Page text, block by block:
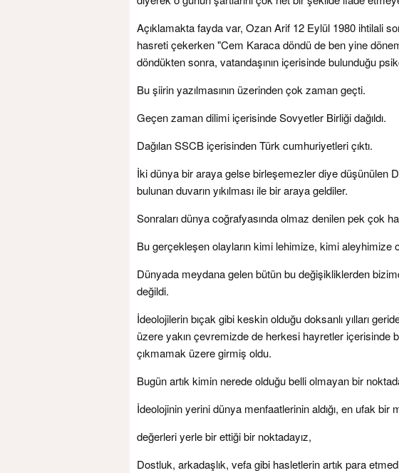
Açıklamakta fayda var, Ozan Arif 12 Eylül 1980 ihtilali
hasreti çekerken "Cem Karaca döndü de ben yine
döndükten sonra, vatandaşının içerisinde bulunduğu
Bu şiirin yazılmasının üzerinden çok zaman geçti.
Geçen zaman dilimi içerisinde Sovyetler Birliği dağıldı.
Dağılan SSCB içerisinden Türk cumhuriyetleri çıktı.
İki dünya bir araya gelse birleşemezler diye düşünülen
bulunan duvarın yıkılması ile bir araya geldiler.
Sonraları dünya coğrafyasında olmaz denilen pek çok
Bu gerçekleşen olayların kimi lehimize, kimi aleyhimize
Dünyada meydana gelen bütün bu değişikliklerden
değildi.
İdeolojilerin bıçak gibi keskin olduğu doksanlı yılları
üzere yakın çevremizde de herkesi hayretler içerisinde
çıkmamak üzere girmiş oldu.
Bugün artık kimin nerede olduğu belli olmayan bir
İdeolojinin yerini dünya menfaatlerinin aldığı, en ufak bir
değerleri yerle bir ettiği bir noktadayız,
Dostluk, arkadaşlık, vefa gibi hasletlerin artık para